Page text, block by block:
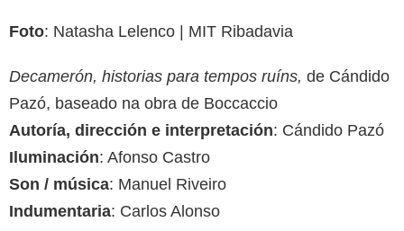
Foto: Natasha Lelenco | MIT Ribadavia
Decamerón, historias para tempos ruíns, de Cándido
Pazó, baseado na obra de Boccaccio
Autoría, dirección e interpretación: Cándido Pazó
Iluminación: Afonso Castro
Son / música: Manuel Riveiro
Indumentaria: Carlos Alonso